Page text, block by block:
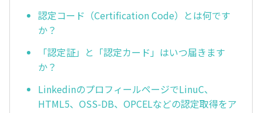
認定コード（Certification Code）とは何です
か？
「認定証」と「認定カード」はいつ届きます
か？
LinkedinのプロフィールページでLinuC、
HTML5、OSS-DB、OPCELなどの認定取得をア